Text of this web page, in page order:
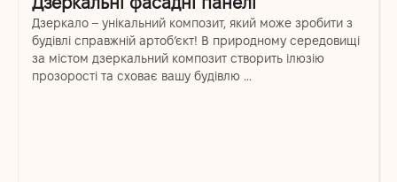
Дзеркало – унікальний композит, який може зробити з
будівлі справжній артоб’єкт! В природному середовищі
за містом дзеркальний композит створить ілюзію
прозорості та сховає вашу будівлю ...